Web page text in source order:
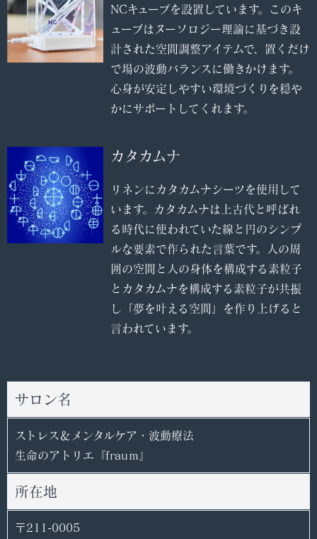
NCキューブを設置しています。このキ
ューブはヌーソロジー理論に基づき設
計された空間調整アイテムで、置くだけ
で場の波動バランスに働きかけます。
心身が安定しやすい環境づくりを穏や
かにサポートしてくれます。
カタカムナ
リネンにカタカムナシーツを使用して
います。カタカムナは上古代と呼ばれ
る時代に使われていた線と円のシンプ
ルな要素で作られた言葉です。人の周
囲の空間と人の身体を構成する素粒子
とカタカムナを構成する素粒子が共振
し「夢を叶える空間」を作り上げると
言われています。
サロン名
ストレス＆メンタルケア・波動療法
生命のアトリエ『frauｍ』
所在地
〒211-0005